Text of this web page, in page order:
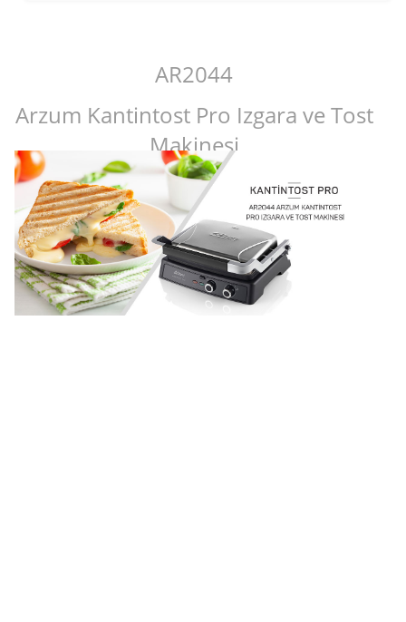
AR2044
Arzum Kantintost Pro Izgara ve Tost
Makinesi